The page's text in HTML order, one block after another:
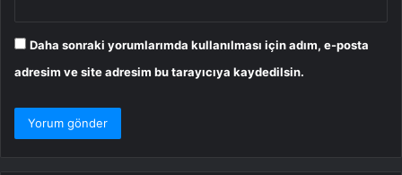
Daha sonraki yorumlarımda kullanılması için adım, e-posta
adresim ve site adresim bu tarayıcıya kaydedilsin.